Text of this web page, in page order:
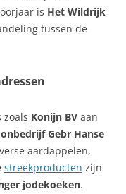
is Het Wildrijk
tussen de
Konijn BV aan
Gebr Hanse
aardappelen,
streekproducten zijn
jodekoeken.